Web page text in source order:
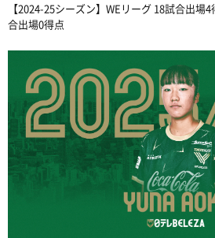
【2024-25シーズン】WEリーグ 18試合出
合出場0得点